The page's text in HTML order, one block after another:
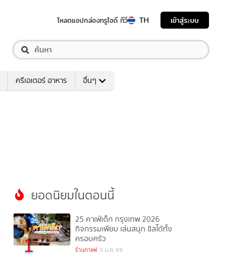
โหลดแอปกล่องทรูไอดี ทีวี TH เข้าสู่ระบบ
ครีเอเตอร์ อาหาร อื่นๆ
ยอดนิยมในตอนนี้
1
25 คาเฟ่เด็ก กรุงเทพ 2026
กิจกรรมเพียบ เล่นสนุก ชิลได้ทั้ง
ครอบครัว
ร้านกาแฟ 5 ม.ค. 69